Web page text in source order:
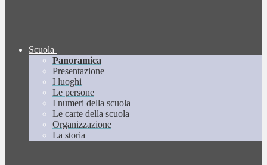
Scuola
Panoramica
Presentazione
I luoghi
Le persone
I numeri della scuola
Le carte della scuola
Organizzazione
La storia